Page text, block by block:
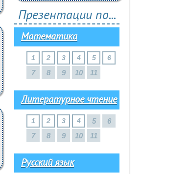
Презентации по...
Математика
1 2 3 4 5 6
7 8 9 10 11
Литературное чтение
1 2 3 4 5
6
7
8 9 10 11
Русский язык